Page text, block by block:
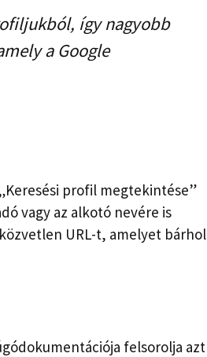
így nagyobb
a Google
profil megtekintése”
vagy az alkotó nevére is
URL-t, amelyet bárhol
felsorolja azt